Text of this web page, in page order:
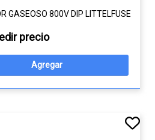
GASEOSO 800V DIP LITTELFUSE
precio